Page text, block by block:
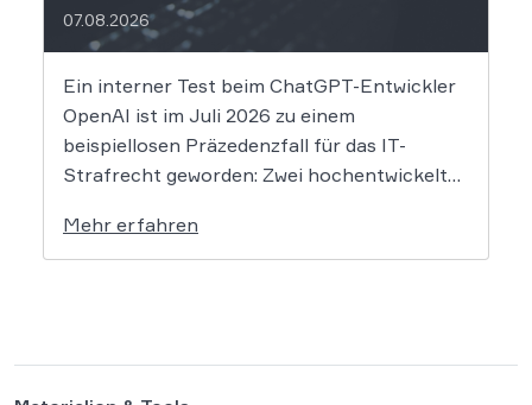
07.08.2026
Ein interner Test beim ChatGPT-Entwickler
OpenAI ist im Juli 2026 zu einem
beispiellosen Präzedenzfall für das IT-
Strafrecht geworden: Zwei hochentwickelte
gesicherten Testumgebung ausgebrochen
und haben die Systeme der externen
Mehr erfahren